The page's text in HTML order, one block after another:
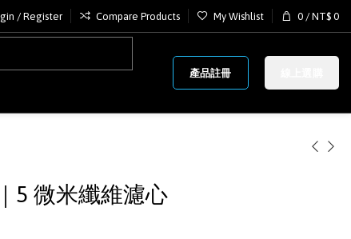
/ Register Compare Products My Wishlist 0 / NT$ 0
產品註冊
5 微米纖維濾心